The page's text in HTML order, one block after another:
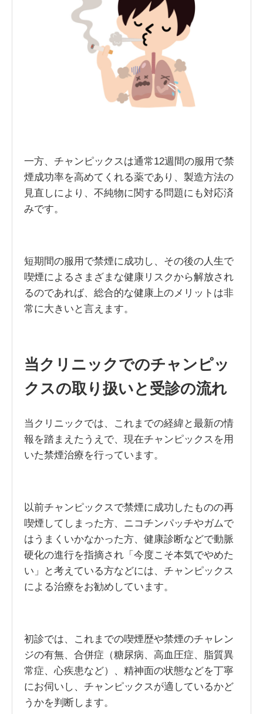
一方、チャンピックスは通常12週間の服用で禁
煙成功率を高めてくれる薬であり、製造方法の
見直しにより、不純物に関する問題にも対応済
みです。
短期間の服用で禁煙に成功し、その後の人生で
喫煙によるさまざまな健康リスクから解放され
るのであれば、総合的な健康上のメリットは非
常に大きいと言えます。
当クリニックでのチャンピッ
クスの取り扱いと受診の流れ
当クリニックでは、これまでの経緯と最新の情
報を踏まえたうえで、現在チャンピックスを用
いた禁煙治療を行っています。
以前チャンピックスで禁煙に成功したものの再
喫煙してしまった方、ニコチンパッチやガムで
はうまくいかなかった方、健康診断などで動脈
硬化の進行を指摘され「今度こそ本気でやめた
い」と考えている方などには、チャンピックス
による治療をお勧めしています。
初診では、これまでの喫煙歴や禁煙のチャレン
ジの有無、合併症（糖尿病、高血圧症、脂質異
常症、心疾患など）、精神面の状態などを丁寧
にお伺いし、チャンピックスが適しているかど
うかを判断します。